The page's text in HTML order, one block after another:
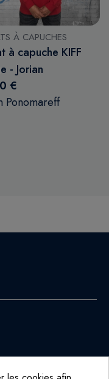
À CAPUCHES
à capuche KIFF
- Jorian
€
Ponomareff